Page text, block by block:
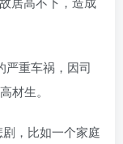
严重车祸，因司
材生。
，比如一个家庭